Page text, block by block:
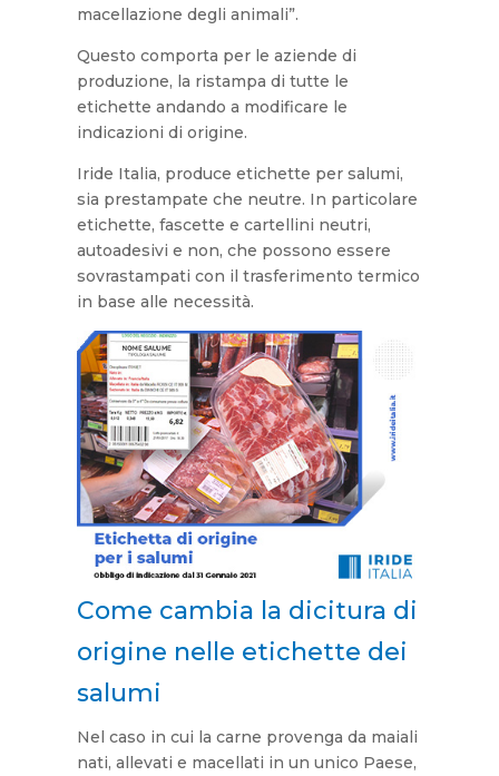
macellazione degli animali”.
Questo comporta per le aziende di
produzione, la ristampa di tutte le
etichette andando a modificare le
indicazioni di origine.
Iride Italia, produce etichette per salumi,
sia prestampate che neutre. In particolare
etichette, fascette e cartellini neutri,
autoadesivi e non, che possono essere
sovrastampati con il trasferimento termico
in base alle necessità.
Come cambia la dicitura di
origine nelle etichette dei
salumi
Nel caso in cui la carne provenga da maiali
nati, allevati e macellati in un unico Paese,